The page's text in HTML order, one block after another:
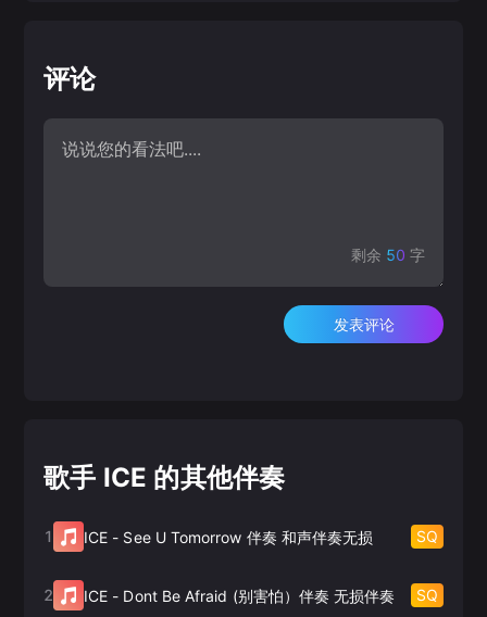
评论
剩余 50 字
发表评论
歌手 ICE 的其他伴奏
1 ICE - See U Tomorrow 伴奏 和声伴奏无损 SQ
2 ICE - Dont Be Afraid (别害怕）伴奏 无损伴奏 SQ